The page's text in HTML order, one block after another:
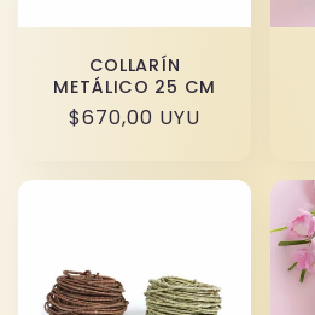
COLLARÍN
METÁLICO 25 CM
Precio
$670,00 UYU